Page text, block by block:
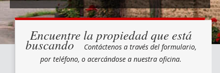
Encuentre la propiedad que está
buscando
Contáctenos a través del formulario,
por teléfono, o acercándose a nuestra oficina.